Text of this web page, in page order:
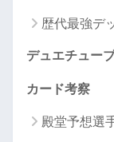
歴代最強デ
デュエチュー
カード考察
殿堂予想選